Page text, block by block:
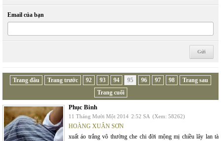
Email của bạn
Trang đầu Trang trước 92 93 94 95 96 97 98
Trang sau
Trang cuối
Phục Binh
11 Tháng Mười Một 2014 2:52 SA (Xem: 58262)
HOÀNG XUÂN SƠN
xuất áo trắng vô thường che chi đời mộng mị chiều lây lan tà